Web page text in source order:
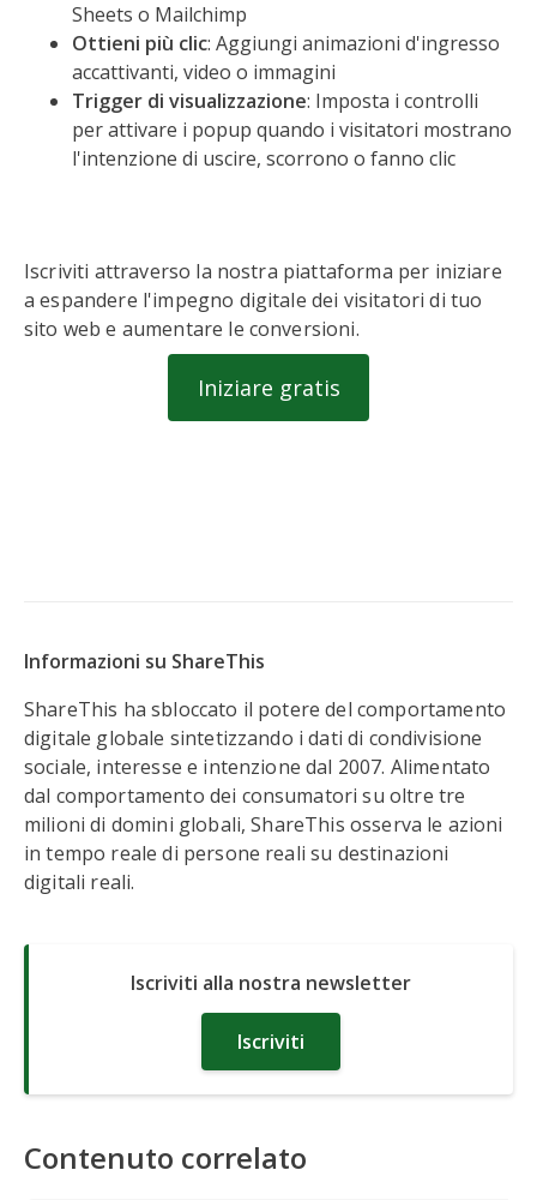
Sheets o Mailchimp
Ottieni più clic: Aggiungi animazioni d'ingresso
accattivanti, video o immagini
Trigger di visualizzazione: Imposta i controlli
per attivare i popup quando i visitatori mostrano
l'intenzione di uscire, scorrono o fanno clic
Iscriviti attraverso la nostra piattaforma per iniziare
a espandere l'impegno digitale dei visitatori di tuo
sito web e aumentare le conversioni.
Iniziare gratis
Informazioni su ShareThis
ShareThis ha sbloccato il potere del comportamento
digitale globale sintetizzando i dati di condivisione
sociale, interesse e intenzione dal 2007. Alimentato
dal comportamento dei consumatori su oltre tre
milioni di domini globali, ShareThis osserva le azioni
in tempo reale di persone reali su destinazioni
digitali reali.
Iscriviti alla nostra newsletter
Iscriviti
Contenuto correlato